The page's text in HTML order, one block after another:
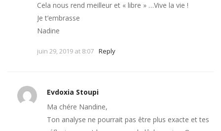
Cela nous rend meilleur et « libre » …Vive la vie !
Je t’embrasse
Nadine
juin 29, 2019 at 8:07 Reply
Evdoxia Stoupi
Ma chére Nandine,
Ton analyse ne pourrait pas être plus exacte et tes